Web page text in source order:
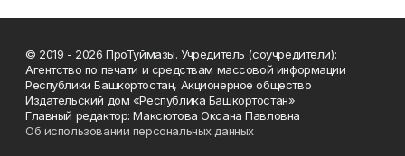
© 2019 - 2026 ПроТуймазы. Учредитель (соучредители):
Агентство по печати и средствам массовой информации
Республики Башкортостан, Акционерное общество
Издательский дом «Республика Башкортостан»
Главный редактор: Максютова Оксана Павловна
Об использовании персональных данных